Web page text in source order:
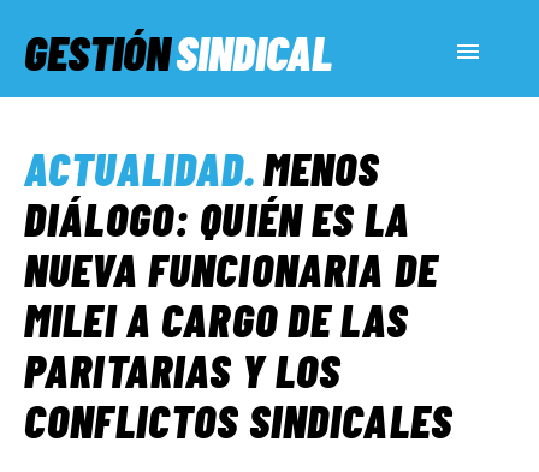
GESTIÓNSINDICAL
SERVICIOS SOCIALES
INFORMES ESPECIALES
FUERA DE MEGÁFONO
ACTUALIDAD.MENOS
DIÁLOGO: QUIÉN ES LA
NUEVA FUNCIONARIA DE
MILEI A CARGO DE LAS
PARITARIAS Y LOS
CONFLICTOS SINDICALES